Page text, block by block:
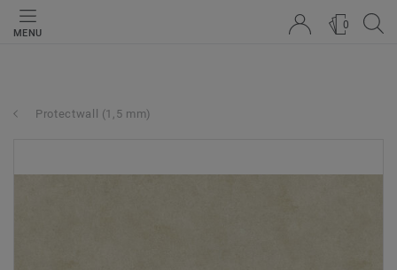
MENU
0
Protectwall (1,5 mm)